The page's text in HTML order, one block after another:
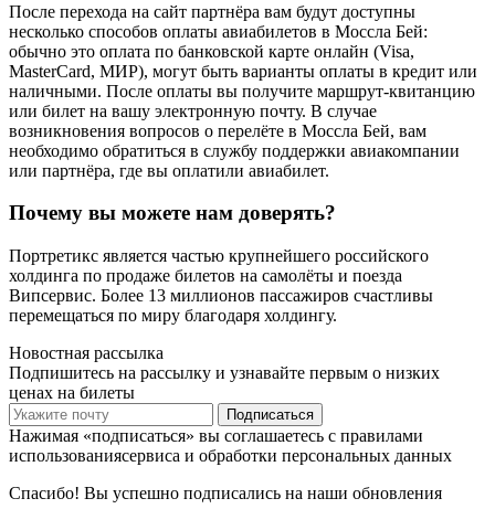
После перехода на сайт партнёра вам будут доступны
несколько способов оплаты авиабилетов в Моссла Бей:
обычно это оплата по банковской карте онлайн (Visa,
MasterCard, МИР), могут быть варианты оплаты в кредит или
наличными. После оплаты вы получите маршрут-квитанцию
или билет на вашу электронную почту. В случае
возникновения вопросов о перелёте в Моссла Бей, вам
необходимо обратиться в службу поддержки авиакомпании
или партнёра, где вы оплатили авиабилет.
Почему вы можете нам доверять?
Портретикс является частью крупнейшего российского
холдинга по продаже билетов на самолёты и поезда
Випсервис. Более 13 миллионов пассажиров счастливы
перемещаться по миру благодаря холдингу.
Новостная рассылка
Подпишитесь на рассылку и узнавайте первым о низких
ценах на билеты
Подписаться
Нажимая «подписаться» вы соглашаетесь с правилами
использованиясервиса и обработки персональных данных
Спасибо! Вы успешно подписались на наши обновления